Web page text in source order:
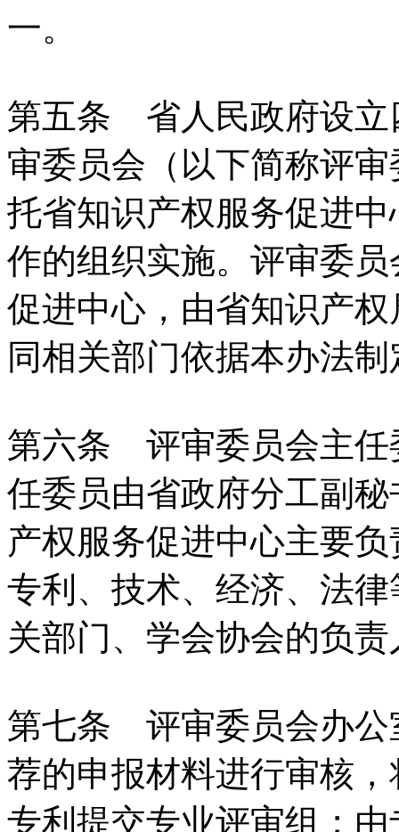
一。
第五条 省人民政府设立
审委员会（以下简称评
托省知识产权服务促进
作的组织实施。评审委
促进中心，由省知识产
同相关部门依据本办法
第六条 评审委员会主任
任委员由省政府分工副
产权服务促进中心主要
专利、技术、经济、法
关部门、学会协会的负
第七条 评审委员会办公
荐的申报材料进行审核
专利提交专业评审组；